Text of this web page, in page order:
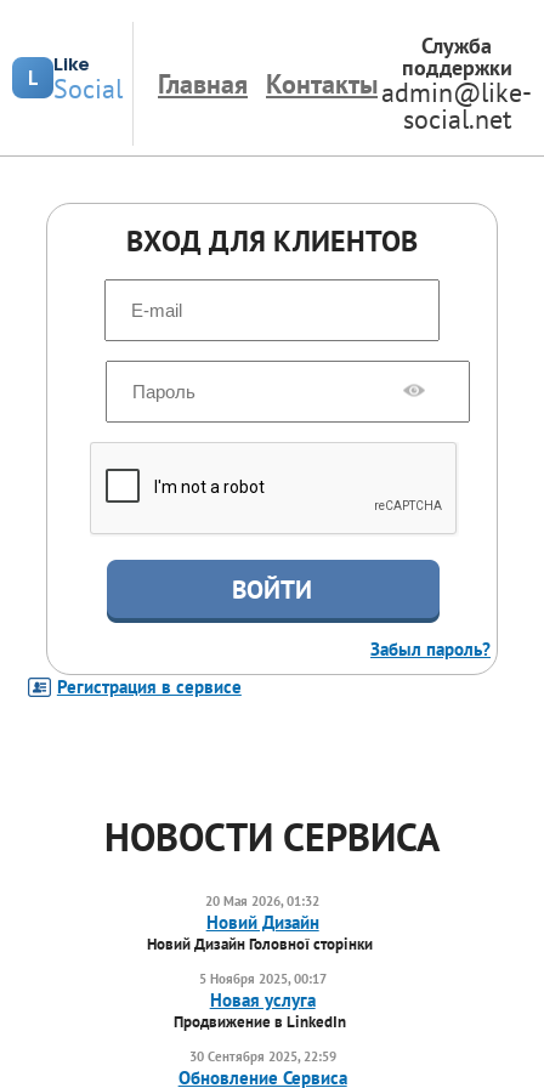
L
Like
Social Главная Контакты
Служба
поддержки
admin@like-
social.net
ВХОД ДЛЯ КЛИЕНТОВ
ВОЙТИ
Забыл пароль?
Регистрация в сервисе
НОВОСТИ СЕРВИСА
20 Мая 2026, 01:32
Новий Дизайн
Новий Дизайн Головної сторінки
5 Ноября 2025, 00:17
Новая услуга
Продвижение в LinkedIn
30 Сентября 2025, 22:59
Обновление Сервиса